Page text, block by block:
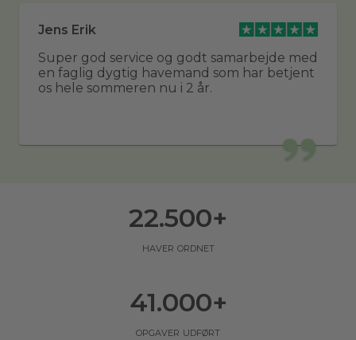
Jens Erik
Super god service og godt samarbejde med
en faglig dygtig havemand som har betjent
os hele sommeren nu i 2 år.
haver ordnet
22.500+
opgaver udført
41.000+